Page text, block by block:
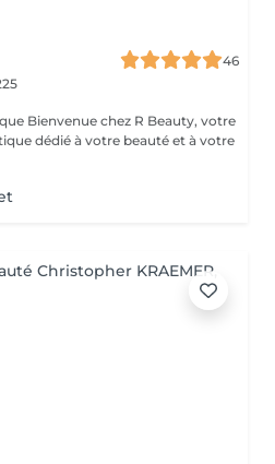
46
dédié à votre beauté et à votre